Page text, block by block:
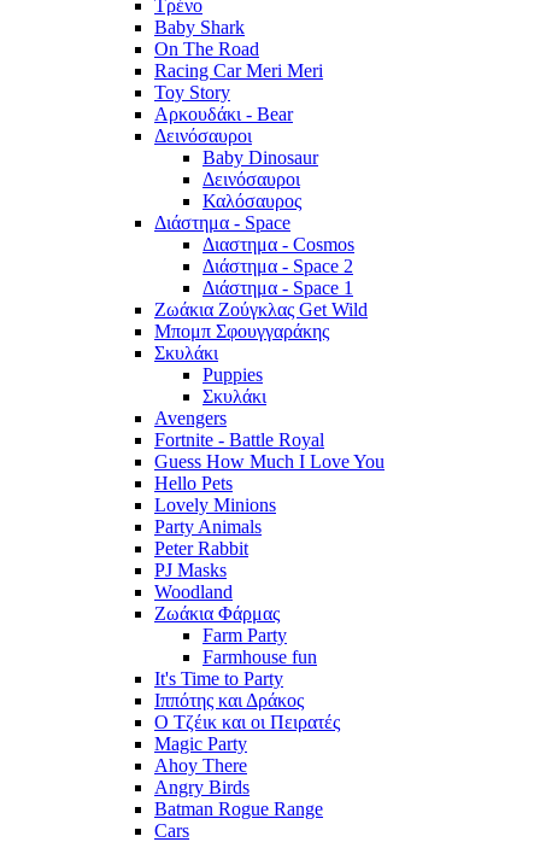
Τρένο
Baby Shark
On The Road
Racing Car Meri Meri
Toy Story
Αρκουδάκι - Bear
Δεινόσαυροι
Baby Dinosaur
Δεινόσαυροι
Καλόσαυρος
Διάστημα - Space
Διαστημα - Cosmos
Διάστημα - Space 2
Διάστημα - Space 1
Ζωάκια Ζούγκλας Get Wild
Μπομπ Σφουγγαράκης
Σκυλάκι
Puppies
Σκυλάκι
Avengers
Fortnite - Battle Royal
Guess How Much I Love You
Hello Pets
Lovely Minions
Party Animals
Peter Rabbit
PJ Masks
Woodland
Ζωάκια Φάρμας
Farm Party
Farmhouse fun
It's Time to Party
Ιππότης και Δράκος
Ο Τζέικ και οι Πειρατές
Magic Party
Ahoy There
Angry Birds
Batman Rogue Range
Cars